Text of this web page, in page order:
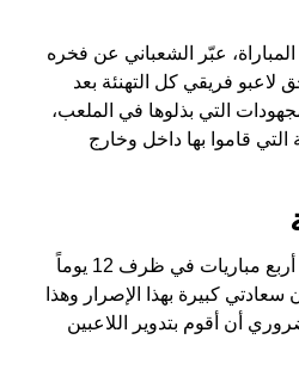
عبّر الشعباني عن فخره
لاعبو فريقي كل التهنئة بعد
التي بذلوها في الملعب،
التي قاموا بها داخل وخارج
وأضاف الشعباني: “لقد خضنا أربع مباريات في ظرف 12 يوماً
سعادتي كبيرة بهذا الإصرار وهذا
أن أقوم بتدوير اللاعبين